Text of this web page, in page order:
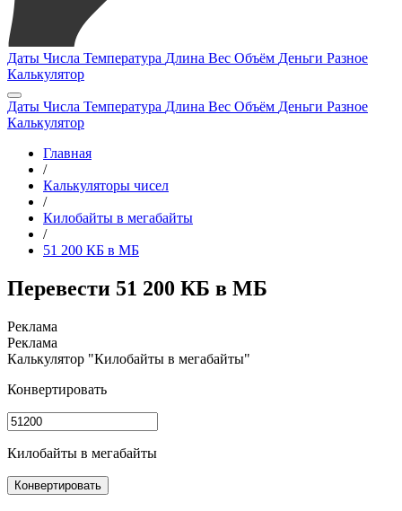
Даты Числа Температура Длина Вес Объём Деньги Разное
Калькулятор
Даты Числа Температура Длина Вес Объём Деньги Разное
Калькулятор
Главная
/
Калькуляторы чисел
/
Килобайты в мегабайты
/
51 200 КБ в МБ
Перевести 51 200 КБ в МБ
Калькулятор "Килобайты в мегабайты"
Конвертировать
Килобайты в мегабайты
Конвертировать